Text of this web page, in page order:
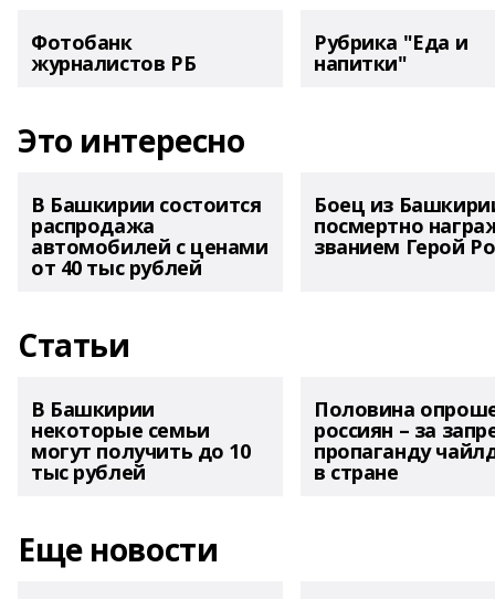
Фотобанк
журналистов РБ
Рубрика "Еда и
напитки"
Это интересно
В Башкирии состоится
распродажа
автомобилей с ценами
от 40 тыс рублей
Боец из
посмертно
званием Герой
Статьи
В Башкирии
некоторые семьи
могут получить до 10
тыс рублей
Половина
россиян – за
пропаганду
в стране
Еще новости